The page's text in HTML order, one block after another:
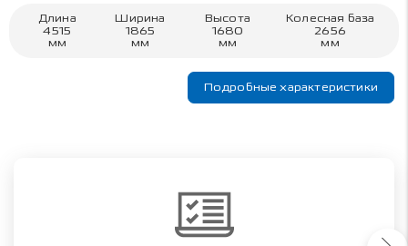
Длина
4515
мм
Ширина
1865
мм
Высота
1680
мм
Колесная база
2656
мм
Подробные характеристики